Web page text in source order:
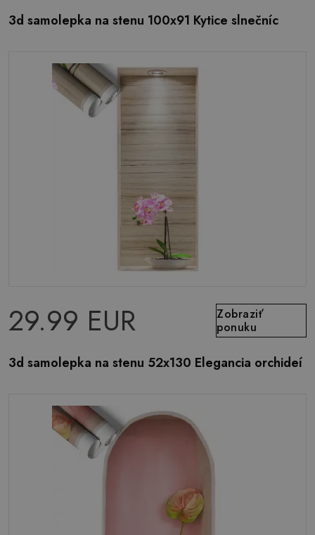
3d samolepka na stenu 100x91 Kytice slnečníc
29.99 EUR
Zobraziť
ponuku
3d samolepka na stenu 52x130 Elegancia orchideí